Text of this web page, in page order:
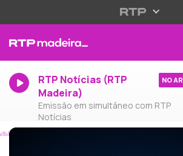
RTP Notícias (RTP
Madeira)
Emissão em simultâneo com RTP
Notícias
NO AR